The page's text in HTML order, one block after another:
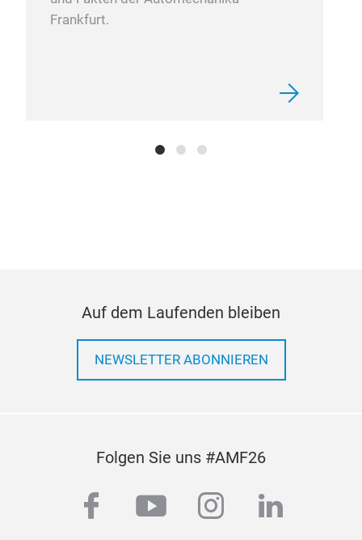
Frankfurt.
Auf dem Laufenden bleiben
NEWSLETTER ABONNIEREN
Folgen Sie uns #AMF26
facebook
youtubeinstagram
linkedin